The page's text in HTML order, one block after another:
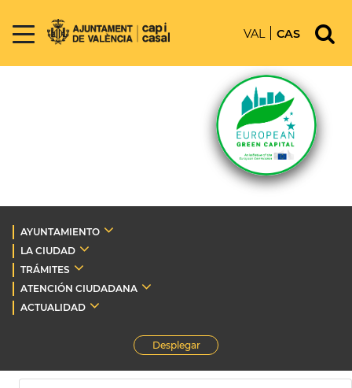
VAL CAS
AYUNTAMIENTO
LA CIUDAD
TRÁMITES
ATENCIÓN CIUDADANA
ACTUALIDAD
Desplegar